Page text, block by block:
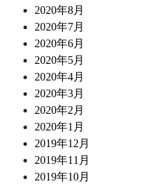
2020年8月
2020年7月
2020年6月
2020年5月
2020年4月
2020年3月
2020年2月
2020年1月
2019年12月
2019年11月
2019年10月